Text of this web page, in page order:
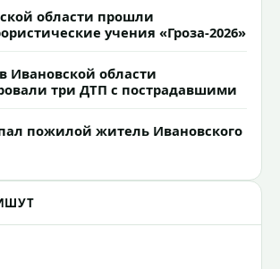
области прошли
учения «Гроза-2026»
Ивановской области
три ДТП с пострадавшими
пожилой житель Ивановского